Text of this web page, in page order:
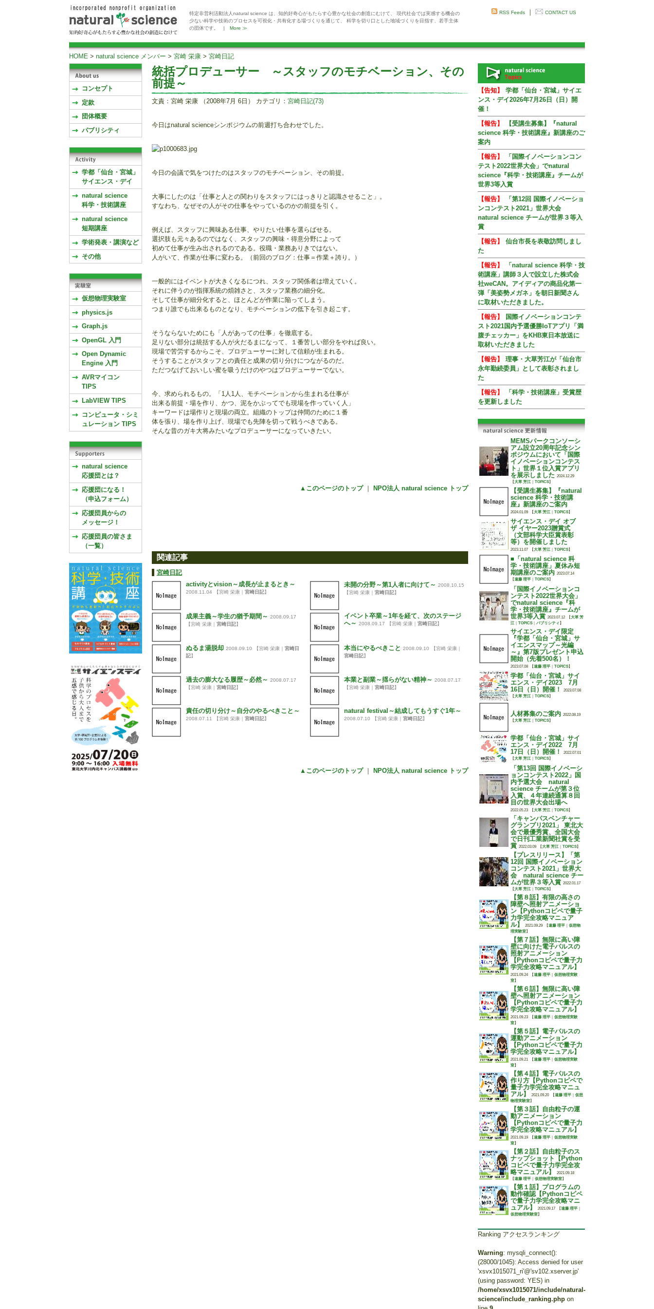
特定非営利活動法人natural science は、知的好奇心がもたらす心豊かな社会の創造にむけて、 現代社会では実感する機会の
少ない科学や技術のプロセスを可視化・共有化する場づくりを通じて、 科学を切り口とした地域づくりを目指す、若手主体
の団体です。 | More ≫
RSS Feeds ｜ CONTACT US
HOME > natural science メンバー > 宮崎 栄康 > 宮崎日記
統括プロデューサー ～スタッフのモチベーション、その
前提～
文責：宮崎 栄康 （2008年7月 6日） カテゴリ： 宮崎日記(73)
今日はnatural scienceシンポジウムの前週打ち合わせでした。
今日の会議で気をつけたのはスタッフのモチベーション、その前提。
大事にしたのは「仕事と人との関わりをスタッフにはっきりと認識させること」。
すなわち、なぜその人がその仕事をやっているのかの前提を引く。
例えば、スタッフに興味ある仕事、やりたい仕事を選らばせる。
選択肢も元々あるのではなく、スタッフの興味・得意分野によって
初めて仕事が生み出されるのである。役職・業務ありきではない。
人がいて、作業が仕事に変わる。（前回のブログ：仕事＝作業＋誇り。）
一般的にはイベントが大きくなるにつれ、スタッフ関係者は増えていく。
それに伴うのが指揮系統の煩雑さと、スタッフ業務の細分化。
そして仕事が細分化すると、ほとんどが作業に陥ってしまう。
つまり誰でも出来るものとなり、モチベーションの低下を引き起こす。
そうならないためにも「人があっての仕事」を徹底する。
足りない部分は統括する人が火だるまになって、１番苦しい部分をやれば良い。
現場で苦労するからこそ、プロデューサーに対して信頼が生まれる。
そうすることがスタッフとの責任と成果の切り分けにつながるのだ。
ただつなげておいしい蜜を吸うだけのやつはプロデューサーでない。
今、求められるもの。「1人1人、モチベーションから生まれる仕事が
出来る前提・場を作り、かつ、泥をかぶってでも現場を作っていく人」
キーワードは場作りと現場の両立。組織のトップは仲間のために１番
体を張り、場を作り上げ、現場でも先陣を切って戦うべきである。
そんな昔のガキ大将みたいなプロデューサーになっていきたい。
▲このページのトップ｜ NPO法人 natural science トップ
関連記事
宮崎日記
activityとvision～成長が止まるとき～
2008.11.04 【宮崎 栄康｜ 宮崎日記】
未開の分野～第1人者に向けて～ 2008.10.15
【宮崎 栄康｜ 宮崎日記】
成果主義～学生の猶予期間～ 2008.09.17
【宮崎 栄康｜ 宮崎日記】
イベント卒業～1年を経て、次のステージ
へ～ 2008.09.17 【宮崎 栄康｜ 宮崎日記】
ぬるま湯脱却 2008.09.10 【宮崎 栄康｜ 宮崎日
記】
本当にやるべきこと 2008.09.10
【宮崎 栄康｜
宮崎日記】
過去の膨大なる履歴～必然～ 2008.07.17
【宮崎 栄康｜ 宮崎日記】
本業と副業～揺らがない精神～ 2008.07.17
【宮崎 栄康｜ 宮崎日記】
責任の切り分け～自分のやるべきこと～
2008.07.11 【宮崎 栄康｜ 宮崎日記】
natural festival～結成してもうすぐ1年～
2008.07.10 【宮崎 栄康｜ 宮崎日記】
▲このページのトップ｜ NPO法人 natural science トップ
コンセプト
定款
団体概要
パブリシティ
学都「仙台・宮城」
サイエンス・デイ
natural science
科学・技術講座
natural science
短期講座
学術発表・講演など
その他
仮想物理実験室
physics.js
Graph.js
OpenGL 入門
Open Dynamic
Engine 入門
AVRマイコン
TIPS
LabVIEW TIPS
コンピュータ・シミ
ュレーション TIPS
natural science
応援団とは？
応援団になる！
（申込フォーム）
応援団員からの
メッセージ！
応援団員の皆さま
（一覧）
【告知】
学都「仙台・宮城」サイエ
ンス・デイ2026年7月26日（日）開
催！
【報告】
【受講生募集】『natural
science 科学・技術講座』新講座のご
案内
【報告】
「国際イノベーションコン
テスト2022世界大会」でnatural
science『科学・技術講座』チームが
世界3等入賞
【報告】
「第12回 国際イノベーショ
ンコンテスト2021」世界大会
natural science チームが世界３等入
賞
【報告】
仙台市長を表敬訪問しまし
た
【報告】
「natural science 科学・技
術講座」講師３人で設立した株式会
社weCAN。アイディアの商品化第一
弾「美姿勢メガネ」を朝日新聞さん
に取材いただきました。
【報告】
国際イノベーションコンテ
スト2021国内予選優勝IoTアプリ「満
腹チェッカー」をKHB東日本放送に
取材いただきました
【報告】
理事・大草芳江が「仙台市
永年勤続委員」として表彰されまし
た
【報告】
「科学・技術講座」受賞歴
を更新しました
MEMSパークコンソーシ
アム設立20周年記念シン
ポジウムにおいて「国際
イノベーションコンテス
ト」世界１位入賞アプリ
を展示しました 2024.12.29
【大草 芳江 TOPICS】
【受講生募集】『natural
science 科学・技術講
座』新講座のご案内
2024.01.09 【大草 芳江 TOPICS】
サイエンス・デイ オブ
ザ イヤー2023贈賞式
（文部科学大臣賞表彰
等）を開催しました
2023.11.07 【大草 芳江 TOPICS】
■「natural science 科
学・技術講座」夏休み短
期講座のご案内 2023.07.14
【遠藤 理平 TOPICS】
「国際イノベーションコ
ンテスト2022世界大会」
でnatural science『科
学・技術講座』チームが
世界3等入賞 2023.07.12 【大草 芳
江
TOPICS パブリシティ 】
サイエンス・デイ限定
『学都「仙台・宮城」サ
イエンスマップ～光編
～』第7版プレゼント申込
開始（先着500名）！
2023.07.08 【遠藤 理平 TOPICS】
学都「仙台・宮城」サイ
エンス・デイ2023 7月
16日（日）開催！
2023.07.08
【大草 芳江 TOPICS】
人材募集のご案内 2022.08.19
【大草 芳江 TOPICS】
学都「仙台・宮城」サイ
エンス・デイ2022 7月
17日（日）開催！
2022.07.01
【大草 芳江 TOPICS】
「第13回 国際イノベーシ
ョンコンテスト2022」国
内予選大会 natural
science チームが第３位
入賞、４年連続通算８回
目の世界大会出場へ
2022.05.23 【大草 芳江 TOPICS】
「キャンパスベンチャー
グランプリ2021」 東北大
会で最優秀賞、全国大会
で日刊工業新聞社賞を受
賞 2022.03.09 【大草 芳江 TOPICS】
【プレスリリース】「第
12回 国際イノベーション
コンテスト2021」世界大
会 natural science チー
ムが世界３等入賞 2022.01.17
【大草 芳江 TOPICS】
【第８話】有限の高さの
障壁へ照射アニメーショ
ン【Pythonコピペで量子
力学完全攻略マニュア
ル】
2021.09.29 【遠藤 理平
仮想物
理実験室】
【第７話】無限に高い障
壁に向けた電子パルスの
照射アニメーション
【Pythonコピペで量子力
学完全攻略マニュアル】
2021.09.24 【遠藤 理平
仮想物理実験
室】
【第６話】無限に高い障
壁へ照射アニメーション
【Pythonコピペで量子力
学完全攻略マニュアル】
2021.09.23 【遠藤 理平
仮想物理実験
室】
【第５話】電子パルスの
運動アニメーション
【Pythonコピペで量子力
学完全攻略マニュアル】
2021.09.21 【遠藤 理平
仮想物理実験
室】
【第４話】電子パルスの
作り方【Pythonコピペで
量子力学完全攻略マニュ
アル】
2021.09.20 【遠藤 理平
仮想
物理実験室】
【第３話】自由粒子の運
動アニメーション
【Pythonコピペで量子力
学完全攻略マニュアル】
2021.09.19 【遠藤 理平
仮想物理実験
室】
【第２話】自由粒子のス
ナップショット【Python
コピペで量子力学完全攻
略マニュアル】
2021.09.18
【遠藤 理平 仮想物理実験室】
【第１話】プログラムの
動作確認【Pythonコピペ
で量子力学完全攻略マニ
ュアル】
2021.09.17 【遠藤 理平
仮想物理実験室】
Ranking アクセスランキング
Warning: mysqli_connect():
(28000/1045): Access denied for user
'xsvx1015071_ri'@'sv102.xserver.jp'
(using password: YES) in
/home/xsvx1015071/include/natural-
science/include_ranking.php on